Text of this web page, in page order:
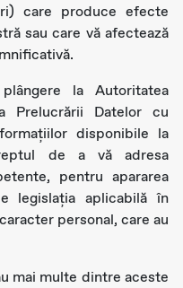
care produce efecte
sau care vă afectează
la Autoritatea
Prelucrării Datelor cu
disponibile la
de a vă adresa
pentru apararea
legislația aplicabilă în
personal, care au
mai multe dintre aceste